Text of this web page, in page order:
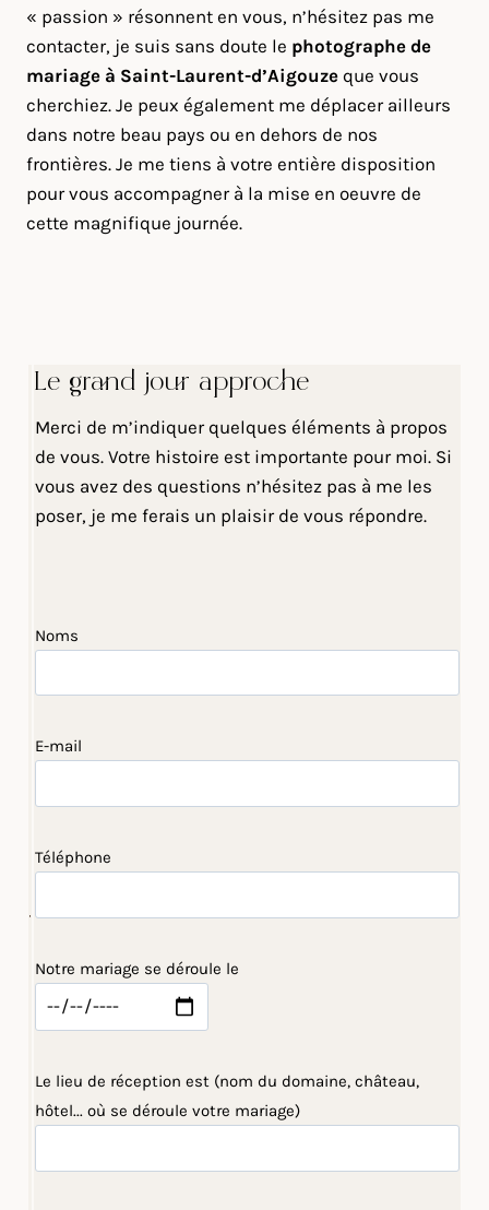
« passion » résonnent en vous, n’hésitez pas me
contacter, je suis sans doute le photographe de
mariage à Saint-Laurent-d’Aigouze que vous
cherchiez. Je peux également me déplacer ailleurs
dans notre beau pays ou en dehors de nos
frontières. Je me tiens à votre entière disposition
pour vous accompagner à la mise en oeuvre de
cette magnifique journée.
Le grand jour approche
Merci de m’indiquer quelques éléments à propos
de vous. Votre histoire est importante pour moi. Si
vous avez des questions n’hésitez pas à me les
poser, je me ferais un plaisir de vous répondre.
Noms
E-mail
Téléphone
Notre mariage se déroule le
Le lieu de réception est (nom du domaine, château,
hôtel... où se déroule votre mariage)